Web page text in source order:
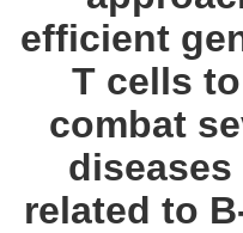
efficient
T cells
combat
related to